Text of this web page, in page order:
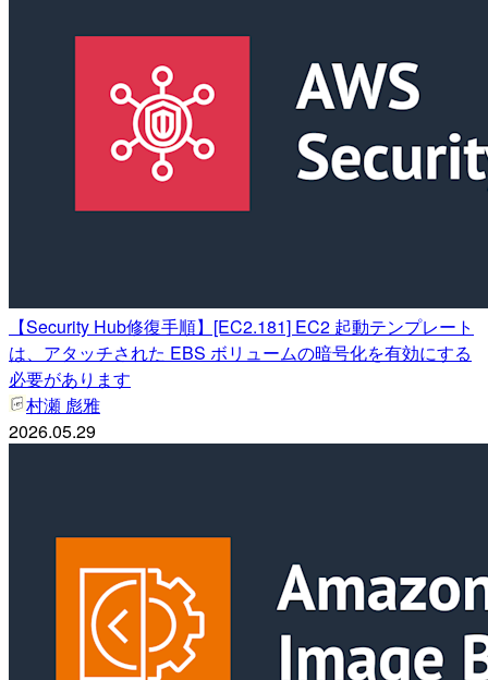
【Security Hub修復手順】[EC2.181] EC2 起動テンプレート
は、アタッチされた EBS ボリュームの暗号化を有効にする
必要があります
村瀬 彪雅
2026.05.29